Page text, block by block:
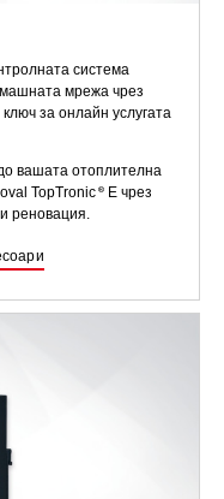
система
мрежа чрез
за онлайн услугата
вашата отоплителна
TopTronic
E чрез
реновация.